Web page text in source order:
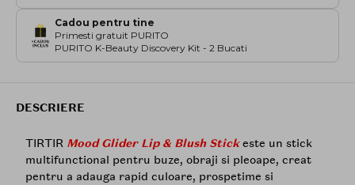
Cadou pentru tine
Primesti gratuit PURITO
PURITO K-Beauty Discovery Kit - 2 Bucati
DESCRIERE
TIRTIR Mood Glider Lip & Blush Stickeste un stick
multifunctional pentru buze, obraji si pleoape, creat
pentru a adauga rapid culoare, prospetime si